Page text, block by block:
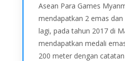
Asean Para Games
mendapatkan 2 emas
lagi, pada tahun 2017 di
mendapatkan medali
200 meter dengan